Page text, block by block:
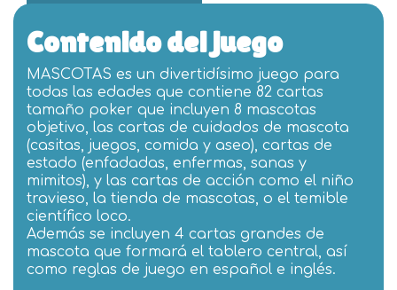
Contenido del juego
MASCOTAS es un divertidísimo juego para
todas las edades que contiene 82 cartas
tamaño poker que incluyen 8 mascotas
objetivo, las cartas de cuidados de mascota
(casitas, juegos, comida y aseo), cartas de
estado (enfadadas, enfermas, sanas y
mimitos), y las cartas de acción como el niño
travieso, la tienda de mascotas, o el temible
científico loco.
Además se incluyen 4 cartas grandes de
mascota que formará el tablero central, así
como reglas de juego en español e inglés.